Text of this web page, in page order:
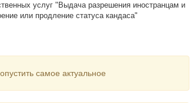
услуг "Выдача разрешения иностранцам и
или продление статуса кандаса"
самое актуальное